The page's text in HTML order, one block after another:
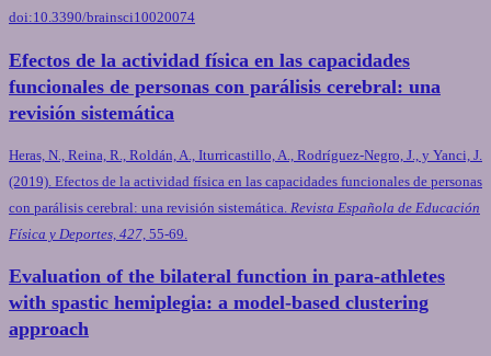
doi:10.3390/brainsci10020074
Efectos de la actividad física en las capacidades
funcionales de personas con parálisis cerebral: una
revisión sistemática
Heras, N., Reina, R., Roldán, A., Iturricastillo, A., Rodríguez-Negro, J., y Yanci, J.
(2019). Efectos de la actividad física en las capacidades funcionales de personas
con parálisis cerebral: una revisión sistemática. Revista Española de Educación
Física y Deportes, 427, 55-69.
Evaluation of the bilateral function in para-athletes
with spastic hemiplegia: a model-based clustering
approach